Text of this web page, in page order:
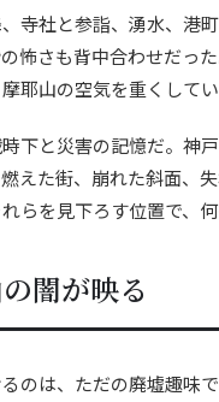
寺社と参詣、湧水、港
怖さも背中合わせだっ
耶山の空気を重くしてい
下と災害の記憶だ。神
えた街、崩れた斜面、
らを見下ろす位置で、何
闇が映る
のは、ただの廃墟趣味